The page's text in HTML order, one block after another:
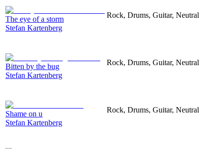
The eye of a storm
Stefan Kartenberg
Rock, Drums, Guitar, Neutral
Bitten by the bug
Stefan Kartenberg
Rock, Drums, Guitar, Neutral
Shame on u
Stefan Kartenberg
Rock, Drums, Guitar, Neutral